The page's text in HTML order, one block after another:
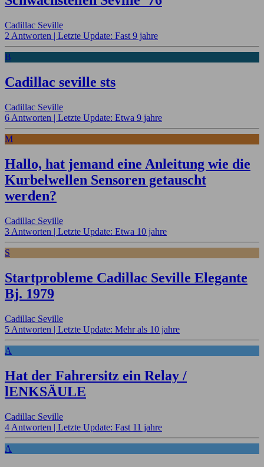
Cadillac Seville
2 Antworten | Letzte Update: Fast 9 jahre
B
Cadillac seville sts
Cadillac Seville
6 Antworten | Letzte Update: Etwa 9 jahre
M
Hallo, hat jemand eine Anleitung wie die
Kurbelwellen Sensoren getauscht
werden?
Cadillac Seville
3 Antworten | Letzte Update: Etwa 10 jahre
S
Startprobleme Cadillac Seville Elegante
Bj. 1979
Cadillac Seville
5 Antworten | Letzte Update: Mehr als 10 jahre
A
Hat der Fahrersitz ein Relay /
lENKSÄULE
Cadillac Seville
4 Antworten | Letzte Update: Fast 11 jahre
A